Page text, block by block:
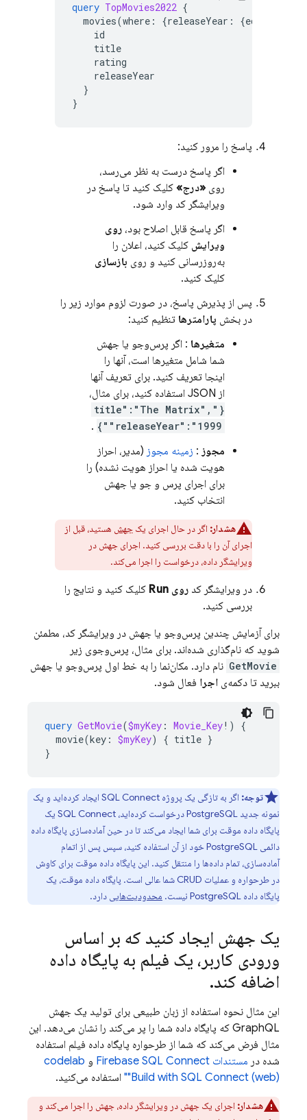
query TopMovies2022 {
movies(where : {releaseYear : {eq
id
title
rating
releaseYear
}
}
پاسخ را مرور کنید:
اگر پاسخ درست به نظر می‌رسد،
روی «درج» کلیک کنید تا پاسخ در
ویرایشگر کد وارد شود.
اگر پاسخ قابل اصلاح بود، روی
ویرایش کلیک کنید، اعلان را
به‌روزرسانی کنید و روی بازسازی
کلیک کنید.
پس از پذیرش پاسخ، در صورت لزوم موارد زیر را
در بخش پارامترها تنظیم کنید:
متغیرها : اگر پرس‌وجو یا جهش
شما شامل متغیرها است، آنها را
اینجا تعریف کنید. برای تعریف آنها
از JSON استفاده کنید، برای مثال،
{"title":"The Matrix",
"releaseYear":"1999"}
.
مجوز : زمینه مجوز (مدیر، احراز
هویت شده یا احراز هویت نشده) را
برای اجرای پرس و جو یا جهش
انتخاب کنید.
هشدار: اگر در حال اجرای یکجهش هستید، قبل از
اجرای آن را با دقت بررسی کنید. اجرای جهش در
ویرایشگر داده، درخواست را اجرا می‌کند.
در ویرایشگر کد روی Run
کلیک کنید و نتایج را
بررسی کنید.
برای آزمایش چندین پرس‌وجو یا جهش در ویرایشگر کد، مطمئن
شوید که نام‌گذاری شده‌اند. برای مثال، پرس‌وجوی زیر
GetMovie نام دارد. مکان‌نما را به خط اول پرس‌وجو یا جهش
ببرید تا دکمه‌ی اجرا فعال شود.
query GetMovie($myKey : Movie_Key!)
{
movie(key : $myKey) { title }
}
توجه: اگر به تازگی یک پروژهSQL Connect ایجاد کرده‌اید و یک
نمونه جدید PostgreSQL درخواست کرده‌اید،
SQL Connect یک
پایگاه داده موقت برای شما ایجاد می‌کند تا در حین آماده‌سازی پایگاه داده
دائمی PostgreSQL خود از آن استفاده کنید، سپس پس از اتمام
آماده‌سازی، تمام داده‌ها را منتقل کنید. این پایگاه داده موقت برای کاوش
در طرحواره و عملیات CRUD شما عالی است. پایگاه داده موقت، یک
پایگاه داده PostgreSQL نیست.
محدودیت‌هایی دارد.
یک جهش ایجاد کنید که بر اساس
ورودی کاربر، یک فیلم به پایگاه داده
اضافه کند.
این مثال نحوه استفاده از زبان طبیعی برای تولید یک جهش
GraphQL که پایگاه داده شما را پر می‌کند را نشان می‌دهد. این
مثال فرض می‌کند که شما از طرحواره پایگاه داده فیلم استفاده
شده در مستندات Firebase SQL Connect و codelab
"Build with SQL Connect (web)" استفاده می‌کنید.
هشدار: اجرای یک جهش در ویرایشگر داده، جهش را اجرا می‌کند و